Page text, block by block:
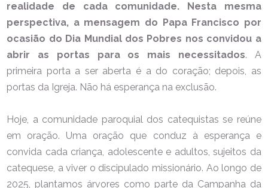
realidade de cada comunidade. Nesta mesma
perspectiva, a mensagem do Papa Francisco por
ocasião do Dia Mundial dos Pobres nos convidou a
abrir as portas para os mais necessitados. A
primeira porta a ser aberta é a do coração; depois, as
portas da Igreja. Não há esperança na exclusão.
Hoje, a comunidade paroquial dos catequistas se reúne
em oração. Uma oração que conduz à esperança e
convida cada criança, adolescente e adultos, sujeitos da
catequese, a viver o discipulado missionário. Ao longo de
2025, plantamos árvores como parte da Campanha da